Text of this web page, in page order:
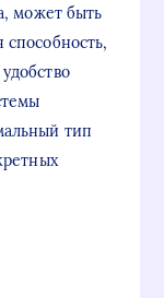
может быть
способность,
тип